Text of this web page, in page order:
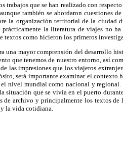
trabajos que se han realizado con
también se abordaron cuestiones
la organización territorial de la ciudad
la literatura de viajes no
como hicieron los primeros
una mayor comprensión del desarrollo
que tenemos de nuestro entorno, así
las impresiones que los viajeros
será importante examinar el contexto
nivel mundial como nacional y regional.
situación que se vivía en el puerto
de archivo y principalmente los textos de
la vida cotidiana.